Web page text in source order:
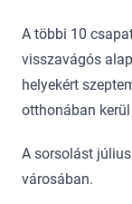
A többi 10
visszavágós
helyekért
otthonában
A sorsolást
városában.